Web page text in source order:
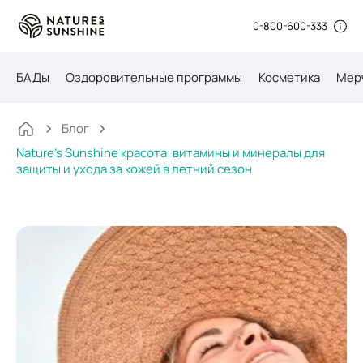
0-800-600-333
БАДы Оздоровительные программы Косметика
Блог
Nature’s Sunshine красота: витамины и минералы для
защиты и ухода за кожей в летний сезон